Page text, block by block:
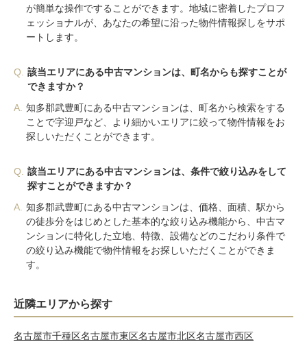
が簡単な操作ですることができます。地域に密着したプロフ
ェッショナルが、あなたの希望に沿った物件情報探しをサポ
ートします。
Q.
該当エリアにある中古マンションは、町名からも探すことが
できますか？
A. 知多郡武豊町にある中古マンションは、町名から検索をする
ことで字迎戸など、より細かいエリアに絞って物件情報をお
探しいただくことができます。
Q.
該当エリアにある中古マンションは、条件で絞り込みをして
探すことができますか？
A. 知多郡武豊町にある中古マンションは、価格、面積、駅から
の徒歩分をはじめとした基本的な絞り込み機能から、中古マ
ンションに特化した立地、特徴、設備などのこだわり条件で
の絞り込み機能で物件情報をお探しいただくことができま
す。
近隣エリアから探す
名古屋市千種区名古屋市東区名古屋市北区名古屋市西区